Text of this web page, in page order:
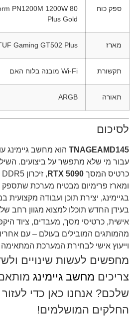
ספק כוח
PN1200M 1200W 80
Plus Gold
מארז Gaming GT502 Plus
תקשורת Wi-Fi מובנה בלוח האם
תאורה ARGB
לסיכום
TNAGEAMD145 הוא מחשב גיימינג
עבור מי שלא מתפשר על ביצועים.
כרטיס המסך RTX 5090
ומארז פרימיום מבטיח מערכת שתספק
בגיימינג, יצירת תוכן ועבודה
בעידן החדש תוכלו למצוא מגוון רחב
אישית, כרטיסי מסך, מעבדים, ציוד
מהמותגים המובילים בעולם – עם
וייעוץ אישי לבחירת המערכת
מחפשים לעשות שינויים
צריכים מחשב גיימינג
שלכם? אנחנו כאן כדי
החלקים המושלמים!